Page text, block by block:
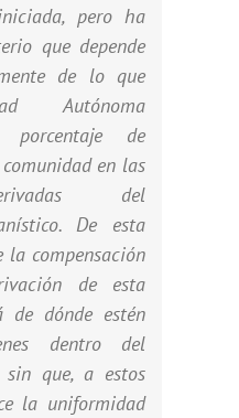
pero ha
que depende
de lo que
Autónoma
porcentaje de
en las
del
De esta
la compensación
de esta
de dónde estén
dentro del
que, a estos
la uniformidad